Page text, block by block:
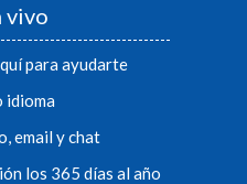
vivo
para ayudarte
idioma
email y chat
los 365 días al año